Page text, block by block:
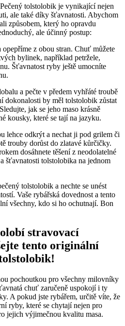
tolstolobik je vynikající nejen
ale také díky šťavnatosti. Abychom
způsobem, který ho opravdu
ale účinný postup:
z obou stran. Chuť můžete
bylinek, například petržele,
Šťavnatost ryby ještě umocníte
a pečte v předem vyhřáté troubě
dokonalosti by měl tolstolobik zůstat
jak se jeho maso krásně
kousky, které se tají na jazyku.
lehce odkrýt a nechat ji pod grilem či
trouby dorůst do zlatavé kůrčičky.
dosáhnete těšení z neodolatelné
šťavnatosti tolstolobika na jednom
tolstolobik a nechte se unést
Vaše rybářská dovednost a tento
všechny, kdo si ho ochutnají. Bon
stravovací
tento originální
pochoutkou pro všechny milovníky
chuť zaručeně uspokojí i ty
A pokud jste rybářem, určitě víte, že
ryby, které se chytají nejen pro
jejich výjimečnou kvalitu masa.